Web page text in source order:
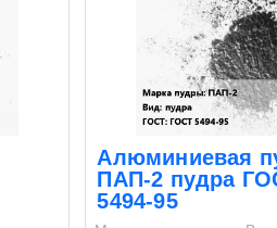
Алюминиевая
ПАП-2 пудра
5494-95